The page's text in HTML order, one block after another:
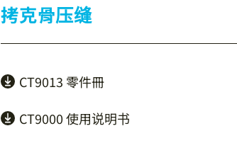
拷克骨压缝
CT9013 零件冊
CT9000 使用说明书